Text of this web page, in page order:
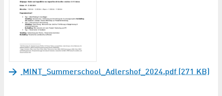
MINT_Summerschool_Adlershof_2024.pdf (271 KB)